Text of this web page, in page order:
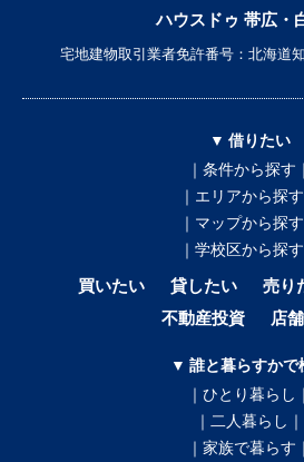
ハウスドゥ 帯広・
宅地建物取引業者免許番号：北海道
▼ 借りたい
｜条件から探す｜
｜エリアから探す
｜マップから探す
｜学校区から探す
買いたい 貸したい 売り
不動産投資
店
▼ 誰と暮らすかで
｜ひとり暮らし｜
｜二人暮らし｜
｜家族で暮らす｜